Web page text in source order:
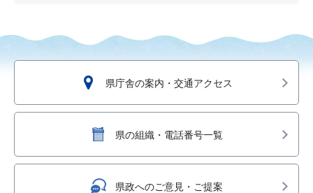
県庁舎の案内・交通アクセス
県の組織・電話番号一覧
県政へのご意見・ご提案